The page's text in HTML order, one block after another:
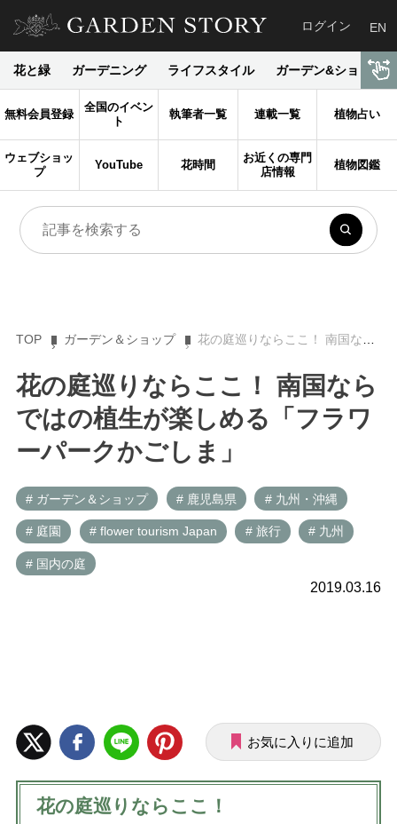
ログイン EN
花と緑 ガーデニング ライフスタイル ガーデン&ショップ
無料会員登録
全国のイベン
ト
執筆者一覧 連載一覧 植物占い
ウェブショッ
プ
YouTube 花時間
お近くの専門
店情報
植物図鑑
TOP ガーデン＆ショップ 花の庭巡りならここ！ 南国ならではの植生が楽しめる「フラワーパークかごしま」
花の庭巡りならここ！ 南国なら
ではの植生が楽しめる「フラワ
ーパークかごしま」
# ガーデン＆ショップ # 鹿児島県 # 九州・沖縄
# 庭園 # flower tourism Japan # 旅行 # 九州
# 国内の庭
2019.03.16
お気に入りに追加
花の庭巡りならここ！